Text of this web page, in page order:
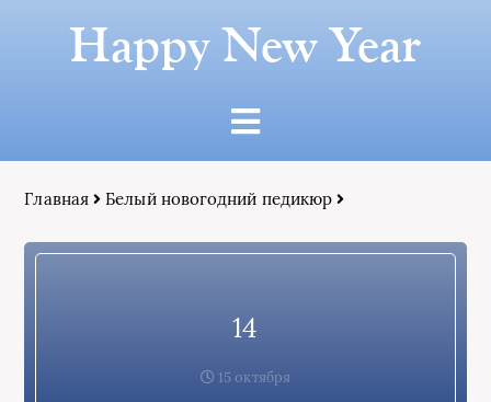
Happy New Year
Главная Белый новогодний педикюр
14
15 октября